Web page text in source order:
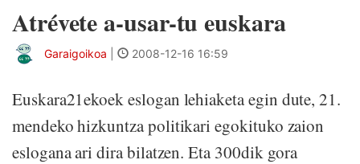
Atrévete a-usar-tu euskara
Garaigoikoa 2008-12-16 16:59
Euskara21ekoek eslogan lehiaketa egin dute, 21.
mendeko hizkuntza politikari egokituko zaion
eslogana ari dira bilatzen. Eta 300dik gora